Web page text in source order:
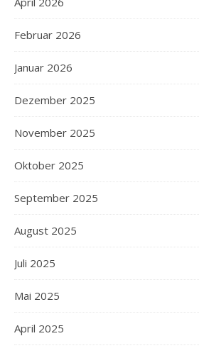
Februar 2026
Januar 2026
Dezember 2025
November 2025
Oktober 2025
September 2025
August 2025
Juli 2025
Mai 2025
April 2025